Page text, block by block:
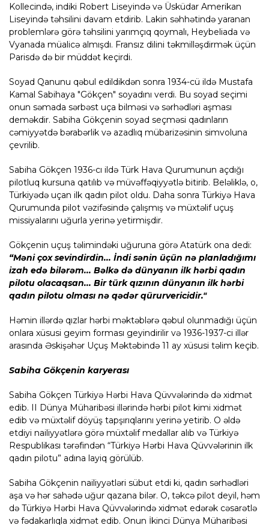
Kollecində, indiki Robert Liseyində və Üsküdar Amerikan
Liseyində təhsilini davam etdirib. Lakin səhhətində yaranan
problemlərə görə təhsilini yarımçıq qoymalı, Heybeliada və
Vyanada müalicə almışdı. Fransız dilini təkmilləşdirmək üçün
Parisdə də bir müddət keçirdi.
Soyad Qanunu qəbul edildikdən sonra 1934-cü ildə Mustafa
Kamal Sabihaya "Gökçen" soyadını verdi. Bu soyad seçimi
onun səmada sərbəst uça bilməsi və sərhədləri aşması
deməkdir. Sabiha Gökçenin soyad seçməsi qadınların
cəmiyyətdə bərabərlik və azadlıq mübarizəsinin simvoluna
çevrilib.
Sabiha Gökçen 1936-cı ildə Türk Hava Qurumunun açdığı
pilotluq kursuna qatılıb və müvəffəqiyyətlə bitirib. Beləliklə, o,
Türkiyədə uçan ilk qadın pilot oldu. Daha sonra Türkiyə Hava
Qurumunda pilot vəzifəsində çalışmış və müxtəlif uçuş
missiyalarını uğurla yerinə yetirmişdir.
Gökçenin uçuş təlimindəki uğuruna görə Atatürk ona dedi:
“Məni çox sevindirdin... İndi sənin üçün nə planladığımı
izah edə bilərəm... Bəlkə də dünyanın ilk hərbi qadın
pilotu olacaqsan... Bir türk qızının dünyanın ilk hərbi
qadın pilotu olması nə qədər qürurvericidir."
Həmin illərdə qızlar hərbi məktəblərə qəbul olunmadığı üçün
onlara xüsusi geyim forması geyindirilir və 1936-1937-ci illər
arasında Əskişəhər Uçuş Məktəbində 11 ay xüsusi təlim keçib.
Sabiha Gökçenin karyerası
Sabiha Gökçen Türkiyə Hərbi Hava Qüvvələrində də xidmət
edib. II Dünya Müharibəsi illərində hərbi pilot kimi xidmət
edib və müxtəlif döyüş tapşırıqlarını yerinə yetirib. O əldə
etdiyi nailiyyətlərə görə müxtəlif medallar alıb və Türkiyə
Respublikası tərəfindən “Türkiyə Hərbi Hava Qüvvələrinin ilk
qadın pilotu” adına layiq görülüb.
Sabiha Gökçenin nailiyyətləri sübut etdi ki, qadın sərhədləri
aşa və hər sahədə uğur qazana bilər. O, təkcə pilot deyil, həm
də Türkiyə Hərbi Hava Qüvvələrində xidmət edərək cəsarətlə
və fədakarlıqla xidmət edib. Onun İkinci Dünya Müharibəsi